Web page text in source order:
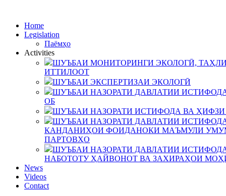
Home
Legislation
Паёмҳо
Activities
ШУЪБАИ МОНИТОРИНГИ ЭКОЛОГӢ,
ИТТИЛООТ
ШУЪБАИ ЭКСПЕРТИЗАИ ЭКОЛОГӢ
ШУЪБАИ НАЗОРАТИ ДАВЛАТИИ
ОБ
ШУЪБАИ НАЗОРАТИ ИСТИФОДА ВА
ШУЪБАИ НАЗОРАТИ ДАВЛАТИИ
КАНДАНИҲОИ ФОИДАНОКИ МАЪМУЛИ
ПАРТОВҲО
ШУЪБАИ НАЗОРАТИ ДАВЛАТИИ
НАБОТОТУ ҲАЙВОНОТ ВА ЗАХИРАҲОИ
News
Videos
Contact